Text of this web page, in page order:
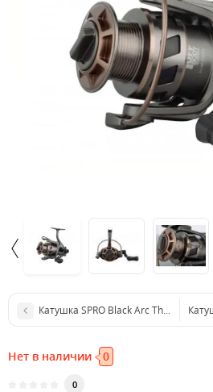
Катушка SPRO Black Arc The Legacy
Нет в наличии 0
0